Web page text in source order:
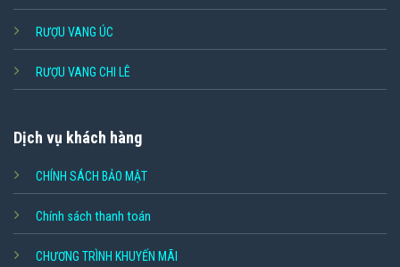
RƯỢU VANG ÚC
RƯỢU VANG CHI LÊ
Dịch vụ khách hàng
CHÍNH SÁCH BẢO MẬT
Chính sách thanh toán
CHƯƠNG TRÌNH KHUYẾN MÃI